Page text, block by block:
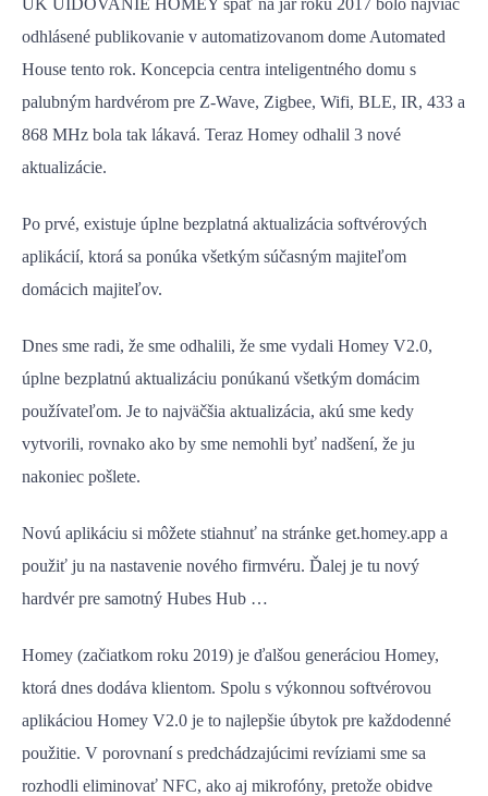
UK UIDOVANIE HOMEY späť na jar roku 2017 bolo najviac
odhlásené publikovanie v automatizovanom dome Automated
House tento rok. Koncepcia centra inteligentného domu s
palubným hardvérom pre Z-Wave, Zigbee, Wifi, BLE, IR, 433 a
868 MHz bola tak lákavá. Teraz Homey odhalil 3 nové
aktualizácie.
Po prvé, existuje úplne bezplatná aktualizácia softvérových
aplikácií, ktorá sa ponúka všetkým súčasným majiteľom
domácich majiteľov.
Dnes sme radi, že sme odhalili, že sme vydali Homey V2.0,
úplne bezplatnú aktualizáciu ponúkanú všetkým domácim
používateľom. Je to najväčšia aktualizácia, akú sme kedy
vytvorili, rovnako ako by sme nemohli byť nadšení, že ju
nakoniec pošlete.
Novú aplikáciu si môžete stiahnuť na stránke get.homey.app a
použiť ju na nastavenie nového firmvéru. Ďalej je tu nový
hardvér pre samotný Hubes Hub …
Homey (začiatkom roku 2019) je ďalšou generáciou Homey,
ktorá dnes dodáva klientom. Spolu s výkonnou softvérovou
aplikáciou Homey V2.0 je to najlepšie úbytok pre každodenné
použitie. V porovnaní s predchádzajúcimi revíziami sme sa
rozhodli eliminovať NFC, ako aj mikrofóny, pretože obidve